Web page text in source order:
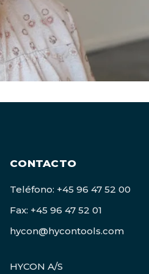
CONTACTO
Teléfono: +45 96 47 52 00
Fax: +45 96 47 52 01
hycon@hycontools.com
HYCON A/S